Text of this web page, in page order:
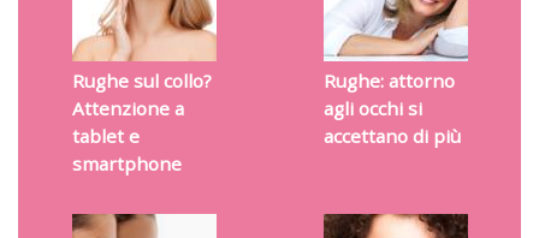
Rughe sul collo?
Attenzione a
tablet e
smartphone
Rughe: attorno
agli occhi si
accettano di più